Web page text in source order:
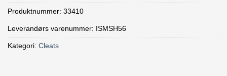
Produktnummer: 33410
Leverandørs varenummer: ISMSH56
Kategori: Cleats